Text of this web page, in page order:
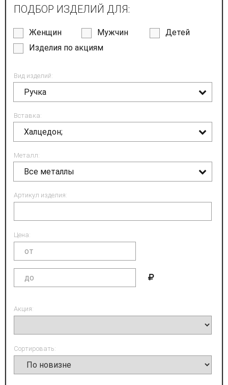
ПОДБОР ИЗДЕЛИЙ ДЛЯ:
Женщин Мужчин
Детей
Изделия по акциям
Вид изделий:
Ручка
Вставка:
Халцедон;
Металл:
Все металлы
Артикул изделия:
Цена:
Акция:
Сортировать: